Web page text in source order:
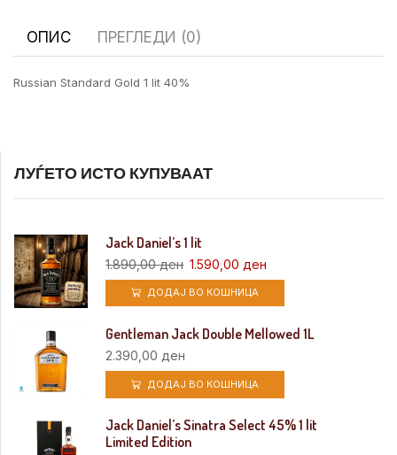
ОПИС ПРЕГЛЕДИ (0)
Russian Standard Gold 1 lit 40%
ЛУЃЕТО ИСТО КУПУВААТ
Jack Daniel’s 1 lit
1.890,00ден 1.590,00 ден
ДОДАЈ ВО КОШНИЦА
Gentleman Jack Double Mellowed 1L
2.390,00 ден
ДОДАЈ ВО КОШНИЦА
Jack Daniel’s Sinatra Select 45% 1 lit
Limited Edition